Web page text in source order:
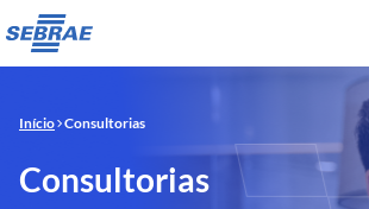
Início Consultorias
Consultorias